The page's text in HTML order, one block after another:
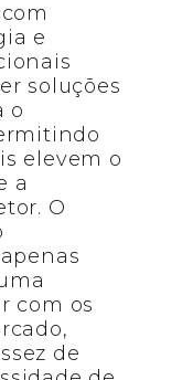
e
soluções
o
elevem o
a
O
com os
de